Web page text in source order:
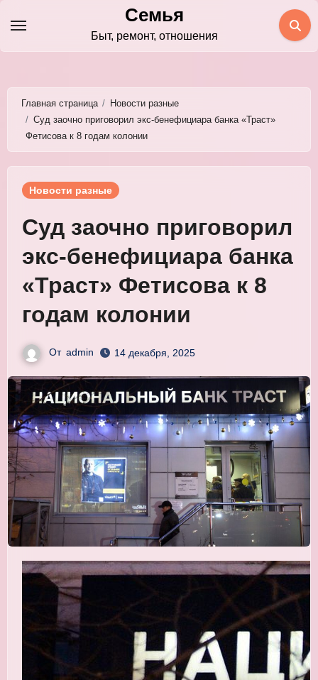
содержимому
Семья
Быт, ремонт, отношения
Главная страница
Новости разные
Суд заочно приговорил экс-бенефициара банка «Траст»
Фетисова к 8 годам колонии
Новости разные
Суд заочно приговорил
экс-бенефициара банка
«Траст» Фетисова к 8
годам колонии
От admin 14 декабря, 2025